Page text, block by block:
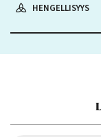
HENGELLISYYS